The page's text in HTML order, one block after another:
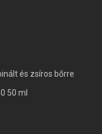
és zsíros bőrre
50 ml